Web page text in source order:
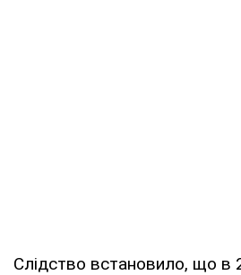
Слідство встановило, що в